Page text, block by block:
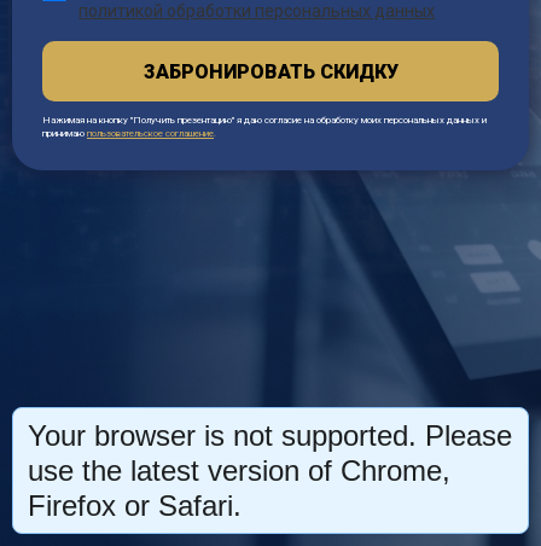
политикой обработки персональных данных
ЗАБРОНИРОВАТЬ СКИДКУ
Нажимая на кнопку "Получить презентацию" я даю согласие на обработку моих персональных данных и
принимаю пользовательское соглашение.
Your browser is not supported. Please
use the latest version of Chrome,
Firefox or Safari.